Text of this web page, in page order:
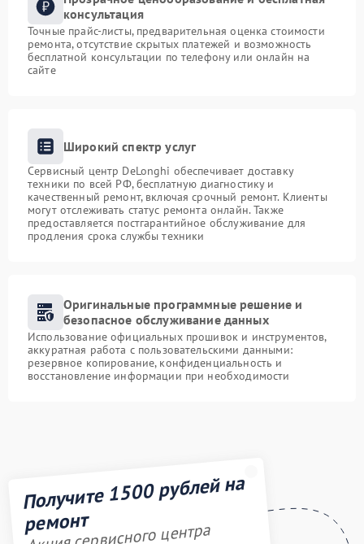
консультация
Точные прайс-листы, предварительная оценка стоимости
ремонта, отсутствие скрытых платежей и возможность
бесплатной консультации по телефону или онлайн на
сайте
Широкий спектр услуг
Сервисный центр DeLonghi обеспечивает доставку
техники по всей РФ, бесплатную диагностику и
качественный ремонт, включая срочный ремонт. Клиенты
могут отслеживать статус ремонта онлайн. Также
предоставляется постгарантийное обслуживание для
продления срока службы техники
Оригинальные программные решение и
безопасное обслуживание данных
Использование официальных прошивок и инструментов,
аккуратная работа с пользовательскими данными:
резервное копирование, конфиденциальность и
восстановление информации при необходимости
Получите 1500 рублей на
ремонт